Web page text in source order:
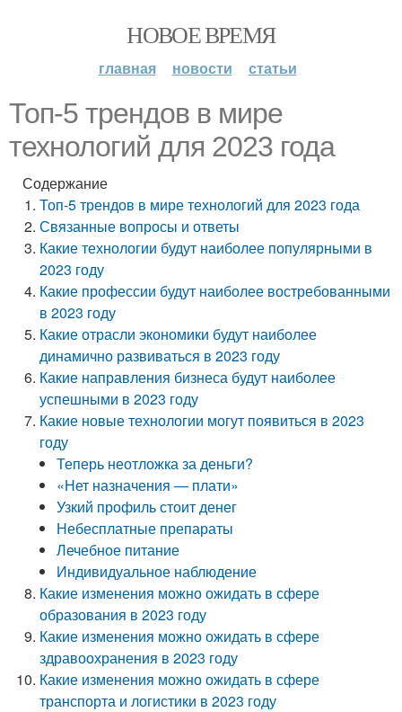
НОВОЕ ВРЕМЯ
главная новости статьи
Топ-5 трендов в мире
технологий для 2023 года
Содержание
Топ-5 трендов в мире технологий для 2023 года
Связанные вопросы и ответы
Какие технологии будут наиболее популярными в
2023 году
Какие профессии будут наиболее востребованными
в 2023 году
Какие отрасли экономики будут наиболее
динамично развиваться в 2023 году
Какие направления бизнеса будут наиболее
успешными в 2023 году
Какие новые технологии могут появиться в 2023
году
Теперь неотложка за деньги?
«Нет назначения — плати»
Узкий профиль стоит денег
Небесплатные препараты
Лечебное питание
Индивидуальное наблюдение
Какие изменения можно ожидать в сфере
образования в 2023 году
Какие изменения можно ожидать в сфере
здравоохранения в 2023 году
Какие изменения можно ожидать в сфере
транспорта и логистики в 2023 году